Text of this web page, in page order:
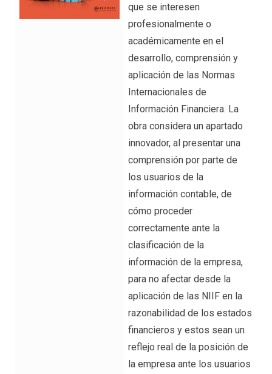
que se interesen
profesionalmente o
académicamente en el
desarrollo, comprensión y
aplicación de las Normas
Internacionales de
Información Financiera. La
obra considera un apartado
innovador, al presentar una
comprensión por parte de
los usuarios de la
información contable, de
cómo proceder
correctamente ante la
clasificación de la
información de la empresa,
para no afectar desde la
aplicación de las NIIF en la
razonabilidad de los estados
financieros y estos sean un
reflejo real de la posición de
la empresa ante los usuarios